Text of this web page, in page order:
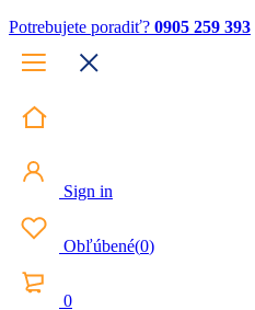
Potrebujete poradiť? 0905 259 393
Sign in
Obľúbené(0)
0